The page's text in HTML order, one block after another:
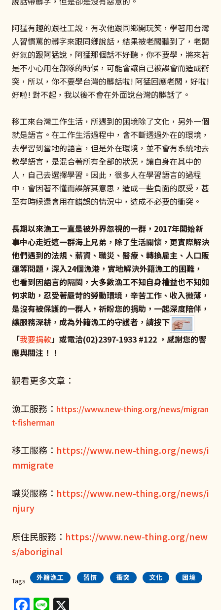
阿猛有趣的跟社工說，有次他跟同鄉開玩笑，學著用台灣
人習慣罵的髒字來跟同鄉說話，結果被老闆聽到了，老闆
好氣的跟阿猛說，阿猛那個話不好聽，你不要學，將來若
是不小心用在部隊的時候，可能會讓自己被誤會而造成衝
突，所以，你不要學台灣的髒話啦! 阿猛回應老闆，好啦!
好啦! 對不起，我以後不會在外面說台灣的髒話了。
移工來台灣工作生活，所遇到的困境除了文化，另外一個
就是語言。在工作生活過程中，會不斷透過外在的環境，
去學習到當地的語言，但是外在環境，並不會有系統地去
教學語言，是混合著所有全部的狀況，讓自身在其中的
人，自己去選擇學習。因此，很多人在學習語言的過程
中，會因著不懂而誤解其意思，造成一些負面的感受，甚
至有時候還會用在錯誤的情況中，造成不必要的衝突。
長期以來漁工一直是被外界忽視的一群，2017年開始新
事中心走近這一群海上兄弟，除了生活關懷，更實際解決
他們遇到的法規、薪資、職災、醫療、轉換雇主、人口販
運等問題，深入24個漁港，實地解決外籍漁工的困難，
也看到因語言的隔閡，大多數漁工不知自身權益也不知如
何求助，忍受著嚴苛的勞動環境，辛苦工作、收入微薄，
是沒有被保護的一群人，祈盼您的捐助，一起深度陪伴，
讓服務深耕，成為外籍漁工的守護者，請按下
「我要捐款 」或電洽(02)2397-1933 #122 ，感謝您的響
應與關注！！
觀看更多文章：
漁工服務： https://www.new-thing.org/news/migran
t-fisherman
移工服務： https://www.new-thing.org/news/i
mmigrate
職災服務： https://www.new-thing.org/news/i
njury
原住民服務： https://www.new-thing.org/new
s/aboriginal
Tags 外籍漁工 習慣 衝突 文化 困境
Facebook
Line